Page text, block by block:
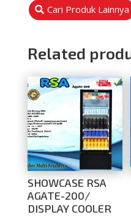
Cari Produk Lainnya
Related
SHOWCASE RSA
AGATE-200/
DISPLAY COOLER